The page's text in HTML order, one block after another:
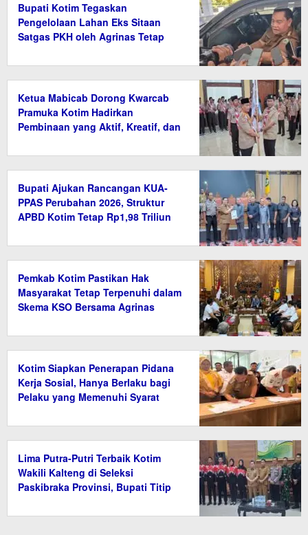
Bupati Kotim Tegaskan
Pengelolaan Lahan Eks Sitaan
Satgas PKH oleh Agrinas Tetap
Ketua Mabicab Dorong Kwarcab
Pramuka Kotim Hadirkan
Pembinaan yang Aktif, Kreatif, dan
Bupati Ajukan Rancangan KUA-
PPAS Perubahan 2026, Struktur
APBD Kotim Tetap Rp1,98 Triliun
Pemkab Kotim Pastikan Hak
Masyarakat Tetap Terpenuhi dalam
Skema KSO Bersama Agrinas
Kotim Siapkan Penerapan Pidana
Kerja Sosial, Hanya Berlaku bagi
Pelaku yang Memenuhi Syarat
Lima Putra-Putri Terbaik Kotim
Wakili Kalteng di Seleksi
Paskibraka Provinsi, Bupati Titip